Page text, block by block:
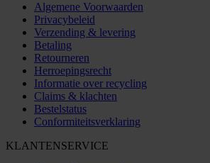
Algemene Voorwaarden
Privacybeleid
Verzending & levering
Betaling
Retourneren
Herroepingsrecht
Informatie over recycling
Claims & klachten
Bestelstatus
Conformiteitsverklaring
KLANTENSERVICE